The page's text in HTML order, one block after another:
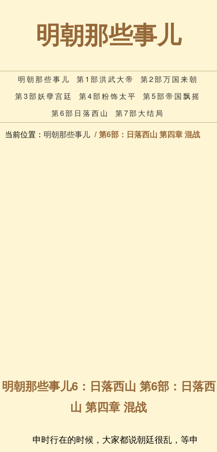
明朝那些事儿
明朝那些事儿 第1部洪武大帝
第2部万国来朝
第3部妖孽宫廷
第4部粉饰太平
第5部帝国飘摇
第6部日落西山
第7部大结局
当前位置： 明朝那些事儿 第6部：日落西山 第四章 混战
明朝那些事儿6：日落西山 第6部：日落西
山 第四章 混战
申时行在的时候，大家都说朝廷很乱，等申